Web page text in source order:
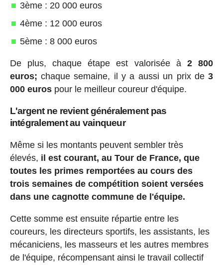
3ème : 20 000 euros
4ème : 12 000 euros
5ème : 8 000 euros
De plus, chaque étape est valorisée à2 800
euros; chaque semaine, il y a aussi un prix de3
000 eurospour le meilleur coureur d'équipe.
L'argent ne revient généralement pas
intégralement au vainqueur
Même si les montants peuvent sembler très
élevés, il est courant, au Tour de France, que
toutes les primes remportées au cours des
trois semaines de compétition soient versées
dans une cagnotte commune de l'équipe.
Cette somme est ensuite répartie entre les
coureurs, les directeurs sportifs, les assistants, les
mécaniciens, les masseurs et les autres membres
de l'équipe, récompensant ainsi le travail collectif